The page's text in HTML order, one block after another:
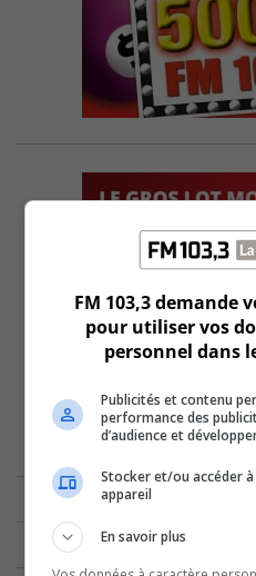
FM 103,3 demande
pour utiliser vos
personnel dans
Publicités et contenu
performance des
d’audience et
Stocker et/ou accéder
appareil
En savoir plus